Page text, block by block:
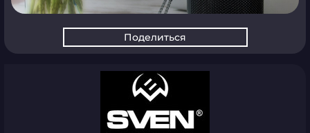
Поделиться